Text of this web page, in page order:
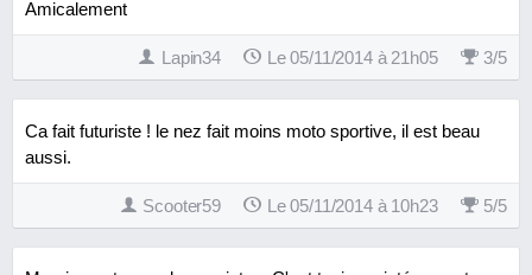
Amicalement
Lapin34 Le 05/11/2014 à 21h05 3/5
Ca fait futuriste ! le nez fait moins moto sportive, il est beau
aussi.
Scooter59 Le 05/11/2014 à 10h23 5/5